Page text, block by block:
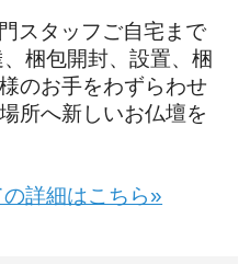
スタッフご自宅まで
梱包開封、設置、梱
のお手をわずらわせ
所へ新しいお仏壇を
詳細はこちら»